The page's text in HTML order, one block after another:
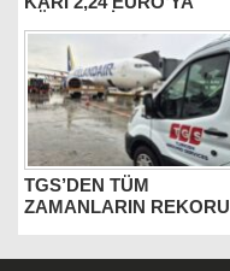
TGS’DEN TÜM
ZAMANLARIN REKORU